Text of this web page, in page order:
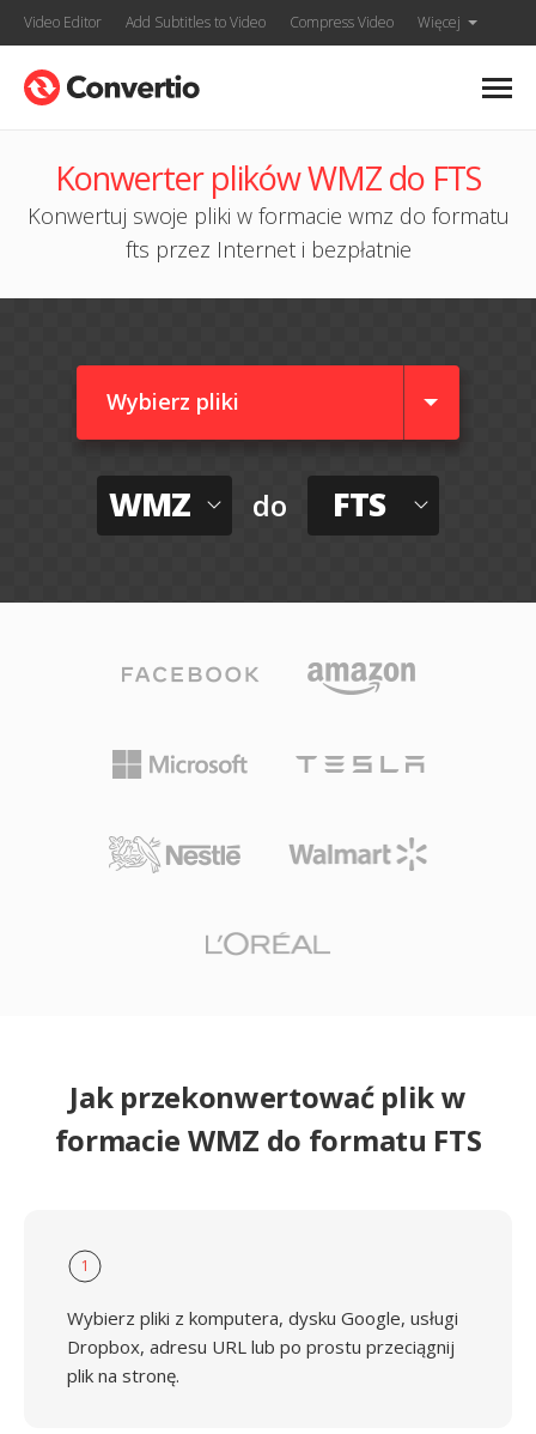
Video Editor Add Subtitles to Video Compress Video Więcej
Konwerter plików WMZ do FTS
Konwertuj swoje pliki w formacie wmz do formatu
fts przez Internet i bezpłatnie
Wybierz pliki
WMZ do FTS
Jak przekonwertować plik w
formacie WMZ do formatu FTS
1
Wybierz pliki z komputera, dysku Google, usługi
Dropbox, adresu URL lub po prostu przeciągnij
plik na stronę.